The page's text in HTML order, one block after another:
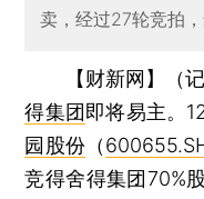
卖，经过27轮竞拍
【财新网】（
得集团即将易主。
园股份 （
竞得舍得集团70%